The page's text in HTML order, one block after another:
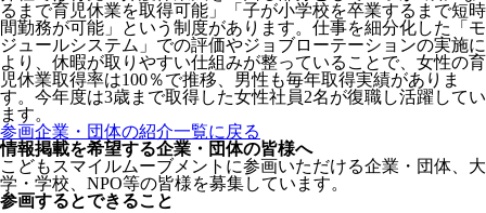
るまで育児休業を取得可能」「子が小学校を卒業するまで短時
間勤務が可能」という制度があります。仕事を細分化した「モ
ジュールシステム」での評価やジョブローテーションの実施に
より、休暇が取りやすい仕組みが整っていることで、女性の育
児休業取得率は100％で推移、男性も毎年取得実績がありま
す。今年度は3歳まで取得した女性社員2名が復職し活躍してい
ます。
参画企業・団体の紹介一覧に戻る
情報掲載を希望する企業・団体の皆様へ
こどもスマイルムーブメントに参画いただける企業・団体、大
学・学校、NPO等の皆様を募集しています。
参画するとできること